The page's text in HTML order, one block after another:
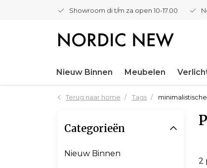
Showroom di t/m za open 10-17.00
Nieuw Binnen Meubelen
Terug naar home Tags
2
Categorieën
Nieuw Binnen